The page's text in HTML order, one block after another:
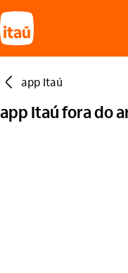
seta_esquerda app Itaú
app Itaú fora do